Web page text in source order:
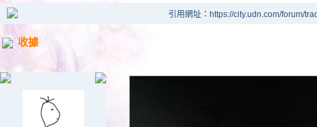
引用網址：https://city.udn.com/forum/
收據